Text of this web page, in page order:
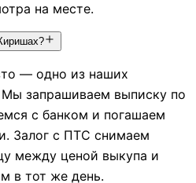
на месте.
— одно из наших
запрашиваем выписку по
с банком и погашаем
Залог с ПТС снимаем
между ценой выкупа и
в тот же день.